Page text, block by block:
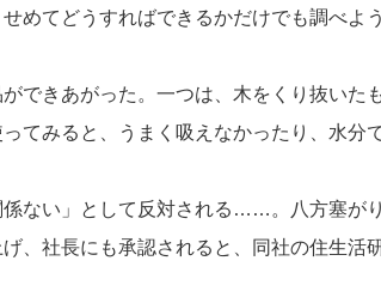
めてどうすればできるかだけでも調べよう
できあがった。一つは、木をくり抜いた
てみると、うまく吸えなかったり、水分
係ない」として反対される……。八方塞がり
、社長にも承認されると、同社の住生活